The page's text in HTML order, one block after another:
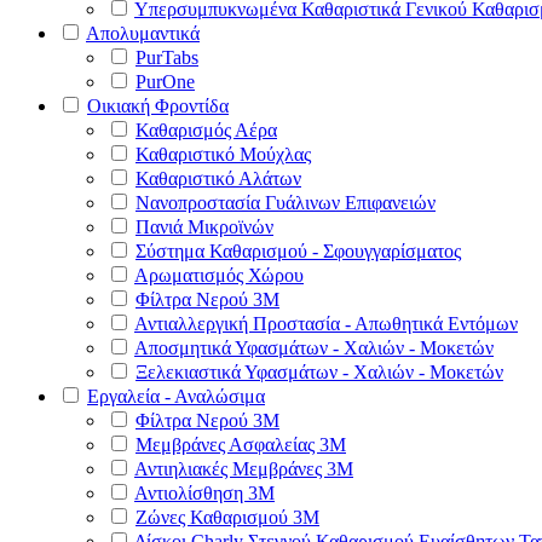
Υπερσυμπυκνωμένα Καθαριστικά Γενικού
Απολυμαντικά
PurTabs
PurOne
Οικιακή Φροντίδα
Καθαρισμός Αέρα
Καθαριστικό Μούχλας
Καθαριστικό Αλάτων
Νανοπροστασία Γυάλινων Επιφανειών
Πανιά Μικροϊνών
Σύστημα Καθαρισμού - Σφουγγαρίσματος
Αρωματισμός Χώρου
Φίλτρα Νερού 3Μ
Αντιαλλεργική Προστασία - Απωθητικά Εντόμων
Αποσμητικά Υφασμάτων - Χαλιών - Μοκετών
Ξελεκιαστικά Υφασμάτων - Χαλιών - Μοκετών
Εργαλεία - Αναλώσιμα
Φίλτρα Νερού 3Μ
Μεμβράνες Ασφαλείας 3Μ
Αντιηλιακές Μεμβράνες 3Μ
Αντιολίσθηση 3Μ
Ζώνες Καθαρισμού 3Μ